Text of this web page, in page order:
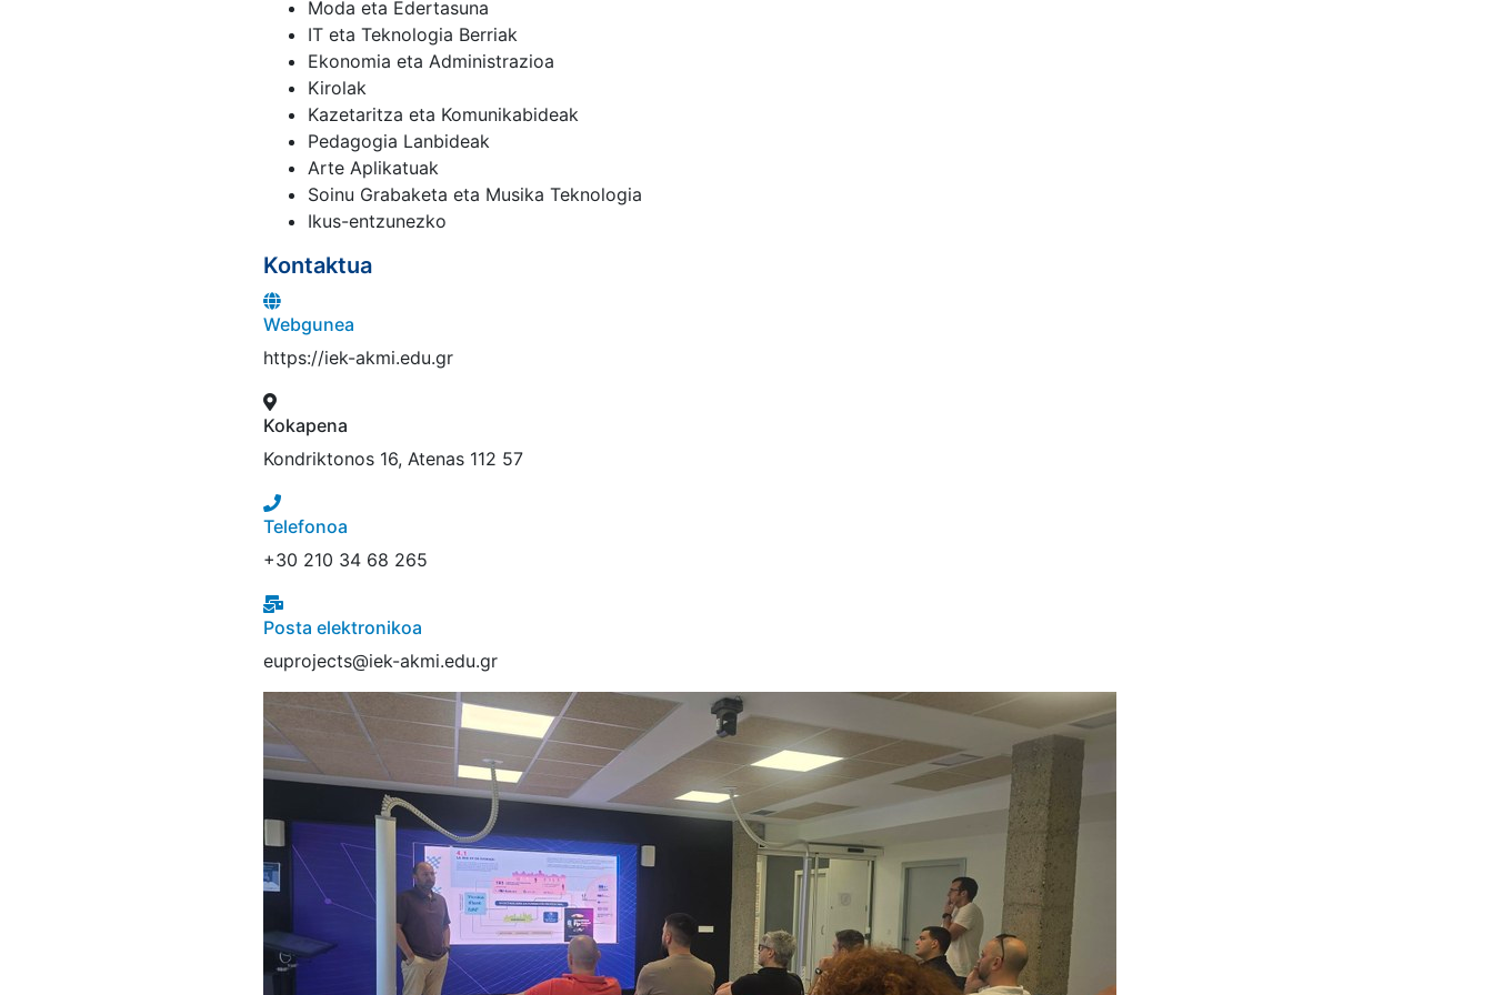
Moda eta Edertasuna
IT eta Teknologia Berriak
Ekonomia eta Administrazioa
Kirolak
Kazetaritza eta Komunikabideak
Pedagogia Lanbideak
Arte Aplikatuak
Soinu Grabaketa eta Musika Teknologia
Ikus-entzunezko
Kontaktua
Webgunea
https://iek-akmi.edu.gr
Kokapena
Kondriktonos 16, Atenas 112 57
Telefonoa
+30 210 34 68 265
Posta elektronikoa
euprojects@iek-akmi.edu.gr